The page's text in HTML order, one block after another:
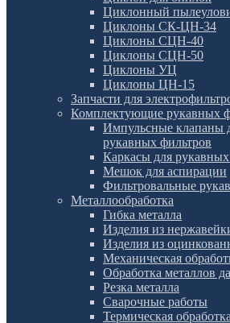
Циклонный
Циклоны СК-ЦН-34
Циклоны СЦН-40
Циклоны СЦН-50
Циклоны УЦ
Циклоны ЦН-15
Запчасти для
Комплектующие рукавных
Импульсные клапаны
рукавных фильтров
Каркасы для
Мешок для аспирации
Фильтровальные
Металлообработка
Гибка металла
Изделия из
Изделия из
Механическая
Обработка металлов
Резка металла
Сварочные работы
Термическая